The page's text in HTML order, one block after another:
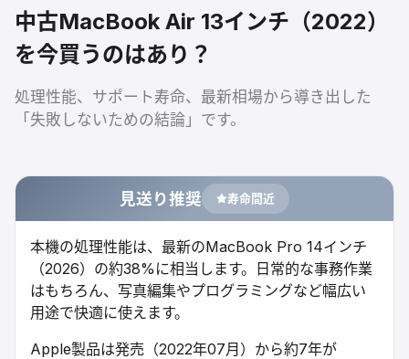
中古MacBook Air 13インチ（2022）
を今買うのはあり？
処理性能、サポート寿命、最新相場から導き出した
「失敗しないための結論」です。
見送り推奨 寿命間近
本機の処理性能は、最新のMacBook Pro 14インチ
（2026）の約38%に相当します。日常的な事務作業
はもちろん、写真編集やプログラミングなど幅広い
用途で快適に使えます。
Apple製品は発売（2022年07月）から約7年が